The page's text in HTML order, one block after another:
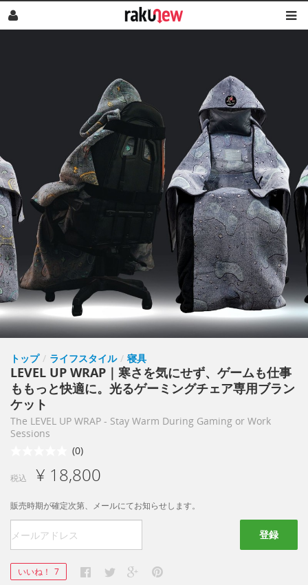
トップ / ライフスタイル / 寝具
LEVEL UP WRAP｜寒さを気にせず、ゲームも仕事
ももっと快適に。光るゲーミングチェア専用ブラン
ケット
The LEVEL UP WRAP - Stay Warm During Gaming or Work
Sessions
(0)
税込 ¥ 18,800
販売時期が確定次第、メールにてお知らせします。
登録
いいね！ 7